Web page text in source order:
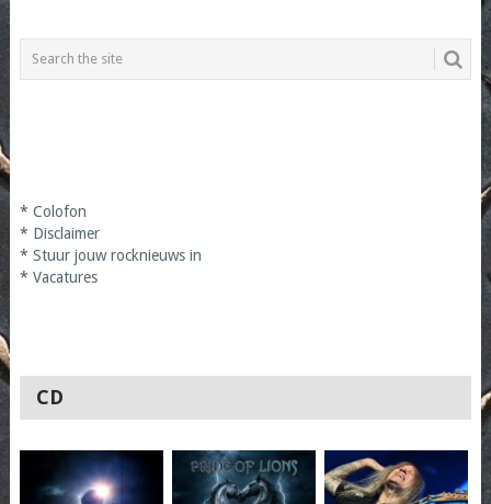
* Colofon
* Disclaimer
* Stuur jouw rocknieuws in
* Vacatures
CD